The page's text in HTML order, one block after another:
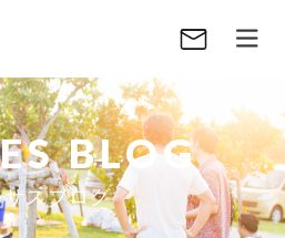
BLOG
スブログ